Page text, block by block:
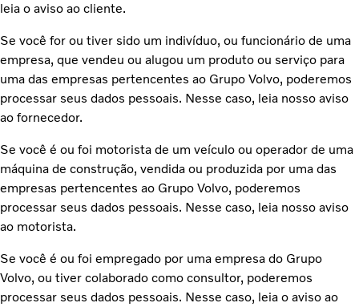
leia o aviso ao cliente.
Se você for ou tiver sido um indivíduo, ou funcionário de uma
empresa, que vendeu ou alugou um produto ou serviço para
uma das empresas pertencentes ao Grupo Volvo, poderemos
processar seus dados pessoais. Nesse caso, leia nosso aviso
ao fornecedor.
Se você é ou foi motorista de um veículo ou operador de uma
máquina de construção, vendida ou produzida por uma das
empresas pertencentes ao Grupo Volvo, poderemos
processar seus dados pessoais. Nesse caso, leia nosso aviso
ao motorista.
Se você é ou foi empregado por uma empresa do Grupo
Volvo, ou tiver colaborado como consultor, poderemos
processar seus dados pessoais. Nesse caso, leia o aviso ao